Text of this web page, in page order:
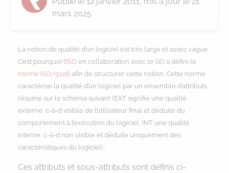
mars 2025
La notion de qualité d’un logiciel est très large et assez vague.
C’est pourquoi l’ISO en collaboration avec le SEI a défini la
norme ISO/9126 afin de structurer cette notion. Cette norme
caractérise la qualité d’un logiciel par un ensemble d’attributs
résumé sur le schéma suivant (EXT signifie une qualité
externe, c-à-d visible de l’utilisateur final et déduite du
comportement à l’exécution du logiciel, INT une qualité
interne, c-à-d non visible et déduite uniquement des
caractéristiques du logiciel) :
Ces attributs et sous-attributs sont définis ci-